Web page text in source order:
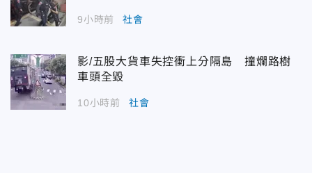
9小時前 社會
影/五股大貨車失控衝上分隔島 撞爛路樹
車頭全毀
10小時前 社會